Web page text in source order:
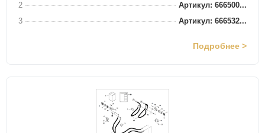
2
Артикул: 666500...
3
Артикул: 666532...
Подробнее >